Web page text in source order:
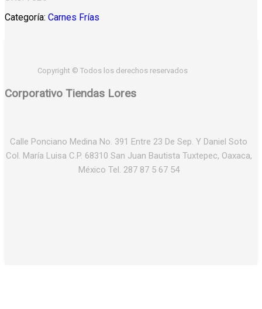
Categoría: Carnes Frías
Copyright © Todos los derechos reservados
Corporativo Tiendas Lores
Calle Ponciano Medina No. 391 Entre 23 De Sep. Y Daniel Soto
Col. María Luisa C.P. 68310 San Juan Bautista Tuxtepec, Oaxaca,
México Tel. 287 87 5 67 54